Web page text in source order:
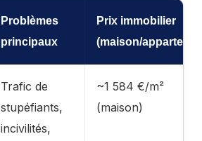
Problèmes
principaux
Prix immobilier
(maison/
Trafic de
stupéfiants,
incivilités,
~1 584 €/m²
(maison)